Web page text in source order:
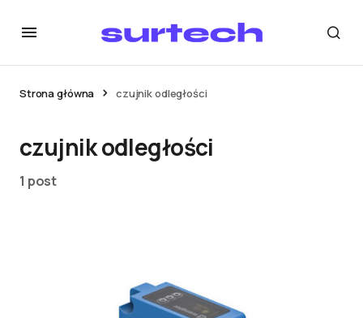
Strona główna czujnik odległości
czujnik odległości
1 post